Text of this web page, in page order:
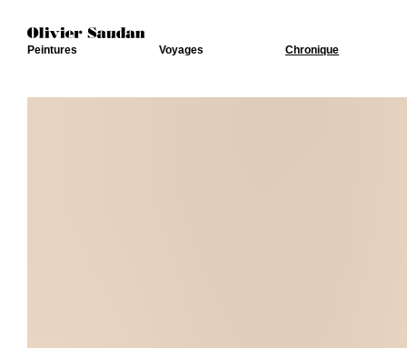
Peintures Voyages Chronique